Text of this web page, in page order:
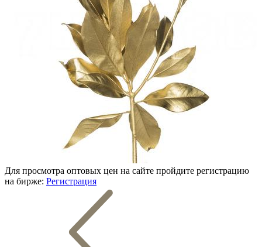
Для просмотра оптовых цен на сайте пройдите регистрацию
на бирже: Регистрация